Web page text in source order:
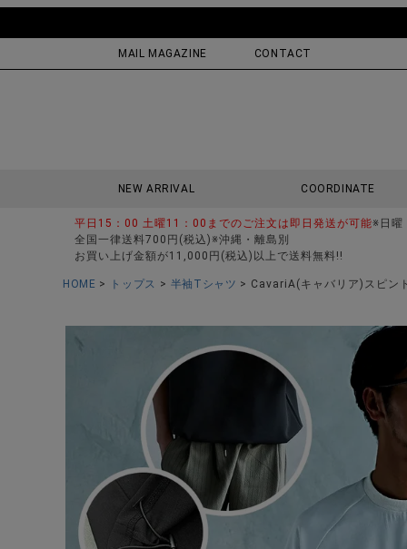
MAIL MAGAZINE CONTACT
NEW ARRIVAL COORDINATE
平日15：00 土曜11：00までのご注文は即日発送が可能※日曜
全国一律送料700円(税込)※沖縄・離島別
お買い上げ金額が11,000円(税込)以上で送料無料!!
HOME トップス 半袖Tシャツ CavariA(キャバリア)スピン